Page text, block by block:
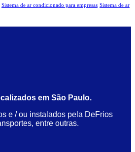
Sistema de ar condicionado para empresas Sistema de ar
em São Paulo.
e / ou instalados pela DeFrios
entre outras.